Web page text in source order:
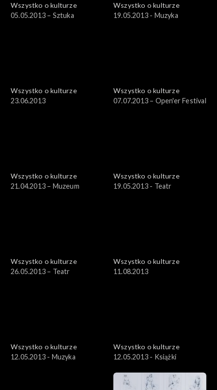
Wszystko o kulturze
05.05.2013 – Sztuka
Wszystko o kulturze
19.05.2013 - Muzyka
Wszystko o kulturze
23.06.2013
Wszystko o kulturze
07.07.2013 – Open'er Festival
Wszystko o kulturze
21.04.2013 – Muzeum
Wszystko o kulturze
19.05.2013 - Teatr
Wszystko o kulturze
26.05.2013 – Teatr
Wszystko o kulturze
11.08.2013
Wszystko o kulturze
12.05.2013 - Muzyka
Wszystko o kulturze
12.05.2013 - Książki